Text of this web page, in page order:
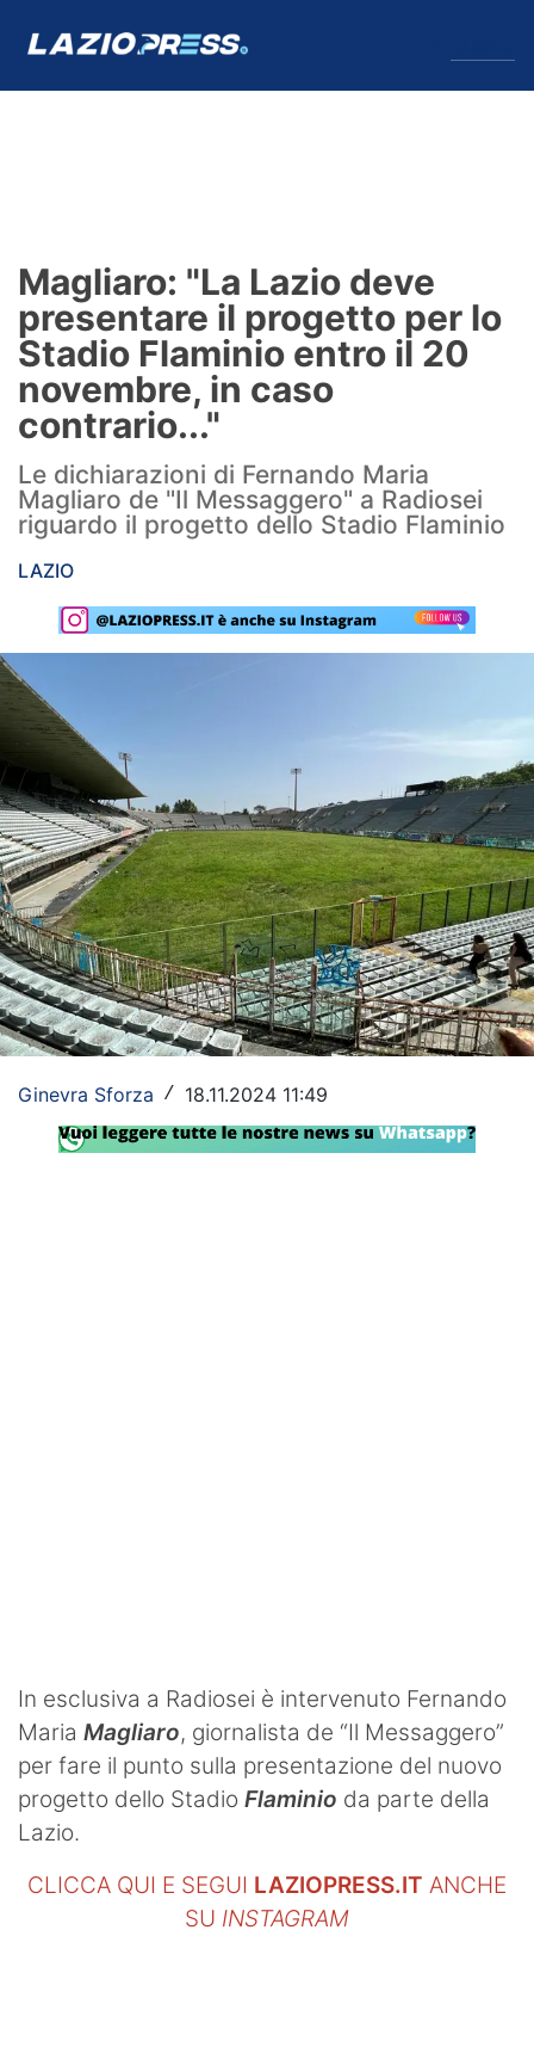
Formello
Infortuni
Primavera
Calciomercato
Lazio Women
Rassegna Lazio
Social
Calcio
Serie A
Champions League
Europa League
Altri Sport
Formula 1
Tennis
Vela
SHOP LAZIO
Contatti
Magliaro: "La Lazio deve
presentare il progetto per lo
Stadio Flaminio entro il 20
novembre, in caso
contrario..."
Le dichiarazioni di Fernando Maria
Magliaro de "Il Messaggero" a Radiosei
riguardo il progetto dello Stadio Flaminio
LAZIO
Ginevra Sforza / 18.11.2024 11:49
In esclusiva a Radiosei è intervenuto Fernando
Maria Magliaro, giornalista de “Il Messaggero”
per fare il punto sulla presentazione del nuovo
progetto dello Stadio Flaminio da parte della
Lazio.
CLICCA QUI E SEGUI LAZIOPRESS.IT ANCHE
SU INSTAGRAM